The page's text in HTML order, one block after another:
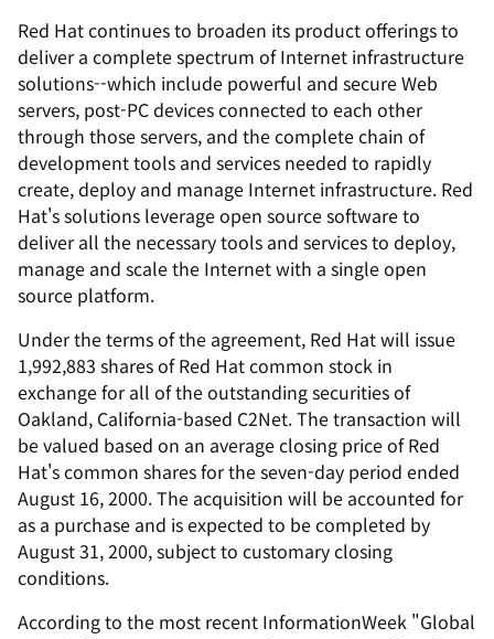
Red Hat continues to broaden its product offerings to
deliver a complete spectrum of Internet infrastructure
solutions--which include powerful and secure Web
servers, post-PC devices connected to each other
through those servers, and the complete chain of
development tools and services needed to rapidly
create, deploy and manage Internet infrastructure. Red
Hat's solutions leverage open source software to
deliver all the necessary tools and services to deploy,
manage and scale the Internet with a single open
source platform.
Under the terms of the agreement, Red Hat will issue
1,992,883 shares of Red Hat common stock in
exchange for all of the outstanding securities of
Oakland, California-based C2Net. The transaction will
be valued based on an average closing price of Red
Hat's common shares for the seven-day period ended
August 16, 2000. The acquisition will be accounted for
as a purchase and is expected to be completed by
August 31, 2000, subject to customary closing
conditions.
According to the most recent InformationWeek "Global